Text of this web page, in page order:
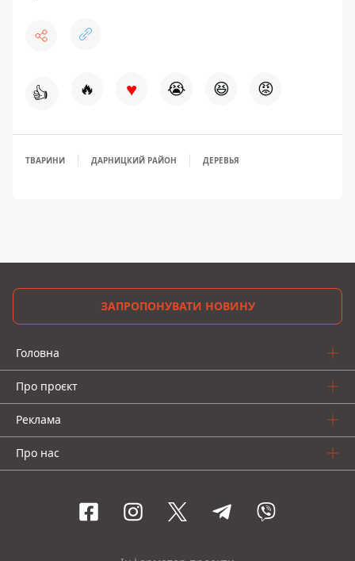
👍 🔥 ♥ 😭 😆 😡
ТВАРИНИ ДАРНИЦКИЙ РАЙОН ДЕРЕВЬЯ
ЗАПРОПОНУВАТИ НОВИНУ
Головна
Про проєкт
Реклама
Про нас